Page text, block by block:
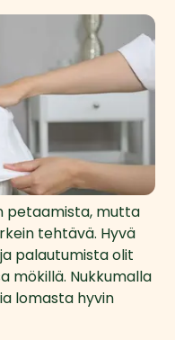
petaamista, mutta
tehtävä. Hyvä
palautumista olit
mökillä. Nukkumalla
lomasta hyvin